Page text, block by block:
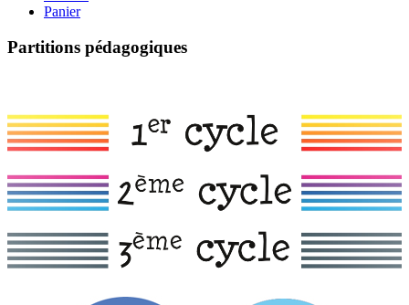
Panier
Partitions pédagogiques